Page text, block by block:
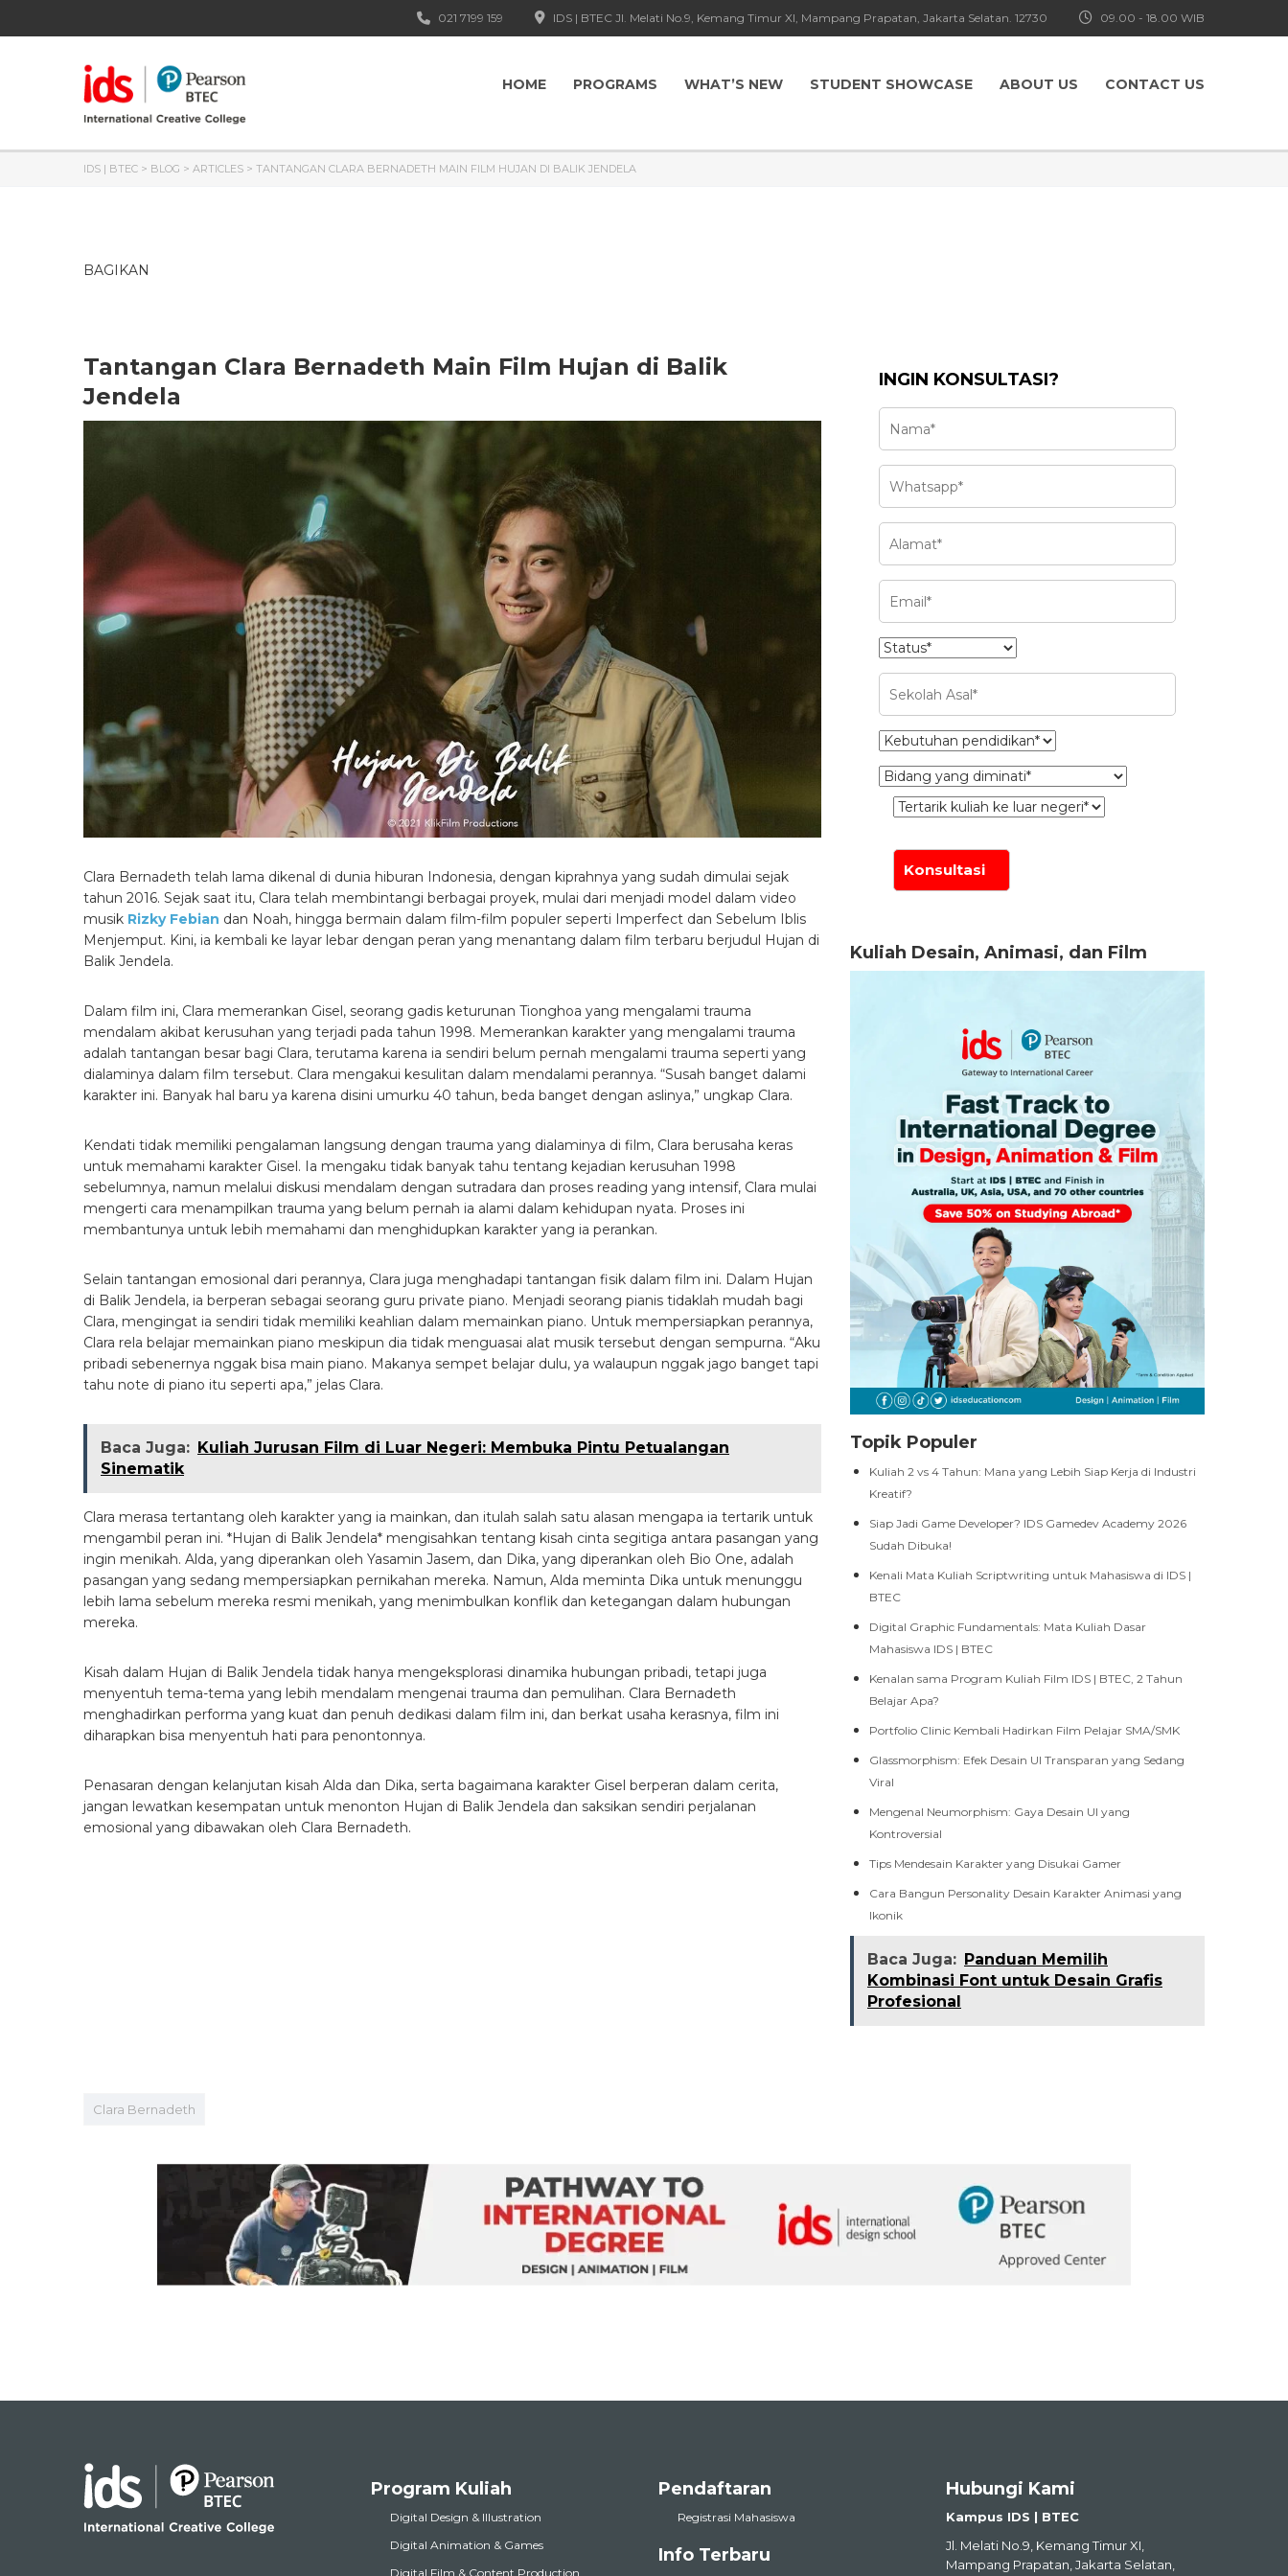
09.00 - 18.00 WIB
IDS | BTEC Jl. Melati No.9, Kemang Timur XI, Mampang Prapatan, Jakarta Selatan. 12730
021 7199 159
HOME PROGRAMS WHAT’S NEW STUDENT SHOWCASE ABOUT US CONTACT US
IDS | BTEC > BLOG > ARTICLES > TANTANGAN CLARA BERNADETH MAIN FILM HUJAN DI BALIK JENDELA
BAGIKAN
Tantangan Clara Bernadeth Main Film Hujan di Balik
Jendela
Clara Bernadeth telah lama dikenal di dunia hiburan Indonesia, dengan kiprahnya yang sudah dimulai sejak
tahun 2016. Sejak saat itu, Clara telah membintangi berbagai proyek, mulai dari menjadi model dalam video
musik Rizky Febian dan Noah, hingga bermain dalam film-film populer seperti Imperfect dan Sebelum Iblis
Menjemput. Kini, ia kembali ke layar lebar dengan peran yang menantang dalam film terbaru berjudul Hujan di
Balik Jendela.
Dalam film ini, Clara memerankan Gisel, seorang gadis keturunan Tionghoa yang mengalami trauma
mendalam akibat kerusuhan yang terjadi pada tahun 1998. Memerankan karakter yang mengalami trauma
adalah tantangan besar bagi Clara, terutama karena ia sendiri belum pernah mengalami trauma seperti yang
dialaminya dalam film tersebut. Clara mengakui kesulitan dalam mendalami perannya. “Susah banget dalami
karakter ini. Banyak hal baru ya karena disini umurku 40 tahun, beda banget dengan aslinya,” ungkap Clara.
Kendati tidak memiliki pengalaman langsung dengan trauma yang dialaminya di film, Clara berusaha keras
untuk memahami karakter Gisel. Ia mengaku tidak banyak tahu tentang kejadian kerusuhan 1998
sebelumnya, namun melalui diskusi mendalam dengan sutradara dan proses reading yang intensif, Clara mulai
mengerti cara menampilkan trauma yang belum pernah ia alami dalam kehidupan nyata. Proses ini
membantunya untuk lebih memahami dan menghidupkan karakter yang ia perankan.
Selain tantangan emosional dari perannya, Clara juga menghadapi tantangan fisik dalam film ini. Dalam Hujan
di Balik Jendela, ia berperan sebagai seorang guru private piano. Menjadi seorang pianis tidaklah mudah bagi
Clara, mengingat ia sendiri tidak memiliki keahlian dalam memainkan piano. Untuk mempersiapkan perannya,
Clara rela belajar memainkan piano meskipun dia tidak menguasai alat musik tersebut dengan sempurna. “Aku
pribadi sebenernya nggak bisa main piano. Makanya sempet belajar dulu, ya walaupun nggak jago banget tapi
tahu note di piano itu seperti apa,” jelas Clara.
Baca Juga: Kuliah Jurusan Film di Luar Negeri: Membuka Pintu Petualangan
Sinematik
Clara merasa tertantang oleh karakter yang ia mainkan, dan itulah salah satu alasan mengapa ia tertarik untuk
mengambil peran ini. *Hujan di Balik Jendela* mengisahkan tentang kisah cinta segitiga antara pasangan yang
ingin menikah. Alda, yang diperankan oleh Yasamin Jasem, dan Dika, yang diperankan oleh Bio One, adalah
pasangan yang sedang mempersiapkan pernikahan mereka. Namun, Alda meminta Dika untuk menunggu
lebih lama sebelum mereka resmi menikah, yang menimbulkan konflik dan ketegangan dalam hubungan
mereka.
Kisah dalam Hujan di Balik Jendela tidak hanya mengeksplorasi dinamika hubungan pribadi, tetapi juga
menyentuh tema-tema yang lebih mendalam mengenai trauma dan pemulihan. Clara Bernadeth
menghadirkan performa yang kuat dan penuh dedikasi dalam film ini, dan berkat usaha kerasnya, film ini
diharapkan bisa menyentuh hati para penontonnya.
Penasaran dengan kelanjutan kisah Alda dan Dika, serta bagaimana karakter Gisel berperan dalam cerita,
jangan lewatkan kesempatan untuk menonton Hujan di Balik Jendela dan saksikan sendiri perjalanan
emosional yang dibawakan oleh Clara Bernadeth.
INGIN KONSULTASI?
Kuliah Desain, Animasi, dan Film
Topik Populer
Kuliah 2 vs 4 Tahun: Mana yang Lebih Siap Kerja di Industri
Kreatif?
Siap Jadi Game Developer? IDS Gamedev Academy 2026
Sudah Dibuka!
Kenali Mata Kuliah Scriptwriting untuk Mahasiswa di IDS |
BTEC
Digital Graphic Fundamentals: Mata Kuliah Dasar
Mahasiswa IDS | BTEC
Kenalan sama Program Kuliah Film IDS | BTEC, 2 Tahun
Belajar Apa?
Portfolio Clinic Kembali Hadirkan Film Pelajar SMA/SMK
Glassmorphism: Efek Desain UI Transparan yang Sedang
Viral
Mengenal Neumorphism: Gaya Desain UI yang
Kontroversial
Tips Mendesain Karakter yang Disukai Gamer
Cara Bangun Personality Desain Karakter Animasi yang
Ikonik
Baca Juga: Panduan Memilih
Kombinasi Font untuk Desain Grafis
Profesional
Clara Bernadeth
Program Kuliah
Digital Design & Illustration
Digital Animation & Games
Digital Film & Content Production
Pendaftaran
Registrasi Mahasiswa
Info Terbaru
Hubungi Kami
Kampus IDS | BTEC
Jl. Melati No.9, Kemang Timur XI,
Mampang Prapatan, Jakarta Selatan,